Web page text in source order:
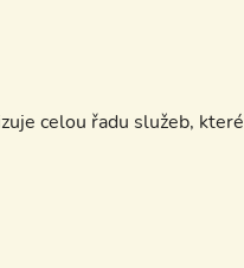
celou řadu služeb, které